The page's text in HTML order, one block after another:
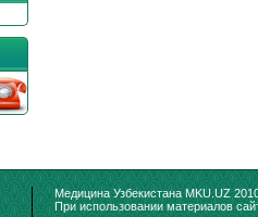
Медицина Узбекистана MKU.UZ
При использовании материалов